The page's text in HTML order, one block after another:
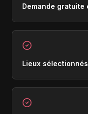
Demande gratuite
Lieux